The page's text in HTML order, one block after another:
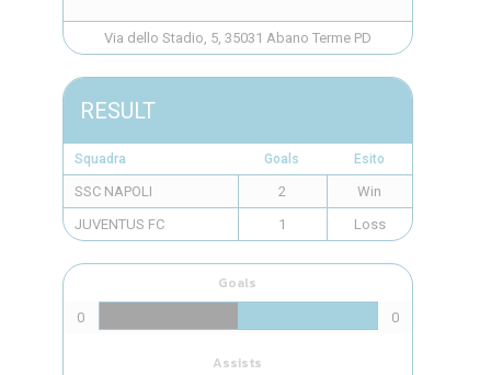
Via dello Stadio, 5, 35031 Abano Terme PD
RESULT
Squadra Goals Esito
SSC NAPOLI 2
Win
JUVENTUS FC
1 Loss
Goals
0 0
Assists